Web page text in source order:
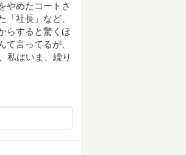
やめたコートさ
社長」など、
らすると驚くほ
言ってるが、
私はいま、繰り